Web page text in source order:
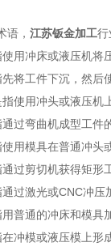
语， 江苏钣金加工行
使用冲床或液压机
先将工件下沉，然
指使用冲头或液压机
通过弯曲机成型工件
使用模具在普通冲头
通过剪切机获得矩形
通过激光或CNC冲压
用普通的冲床和模具
在冲模或液压模上形